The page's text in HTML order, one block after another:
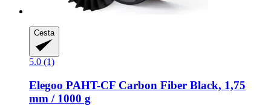
Cesta
5.0 (1)
Elegoo PAHT-​CF Carbon Fiber Black, 1,75
mm / 1000 g